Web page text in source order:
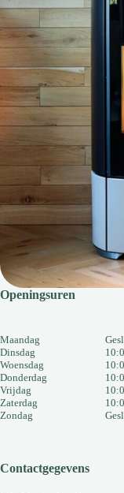
Openingsuren
Maandag
Dinsdag
Woensdag
Donderdag
Vrijdag
Zaterdag
Zondag
Contactgegevens